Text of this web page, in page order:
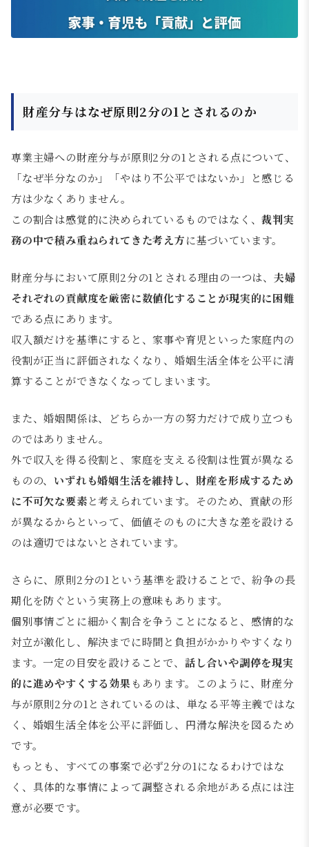
財産分与はなぜ原則2分の1とされるのか
専業主婦への財産分与が原則2分の1とされる点について、
「なぜ半分なのか」「やはり不公平ではないか」と感じる
方は少なくありません。
この割合は感覚的に決められているものではなく、裁判実
務の中で積み重ねられてきた考え方に基づいています。
財産分与において原則2分の1とされる理由の一つは、 夫婦
それぞれの貢献度を厳密に数値化することが現実的に困難
である点にあります。
収入額だけを基準にすると、家事や育児といった家庭内の
役割が正当に評価されなくなり、婚姻生活全体を公平に清
算することができなくなってしまいます。
また、婚姻関係は、どちらか一方の努力だけで成り立つも
のではありません。
外で収入を得る役割と、家庭を支える役割は性質が異なる
ものの、 いずれも婚姻生活を維持し、財産を形成するため
に不可欠な要素と考えられています。そのため、貢献の形
が異なるからといって、価値そのものに大きな差を設ける
のは適切ではないとされています。
さらに、原則2分の1という基準を設けることで、紛争の長
期化を防ぐという実務上の意味もあります。
個別事情ごとに細かく割合を争うことになると、感情的な
対立が激化し、解決までに時間と負担がかかりやすくなり
ます。一定の目安を設けることで、 話し合いや調停を現実
的に進めやすくする効果 もあります。このように、財産分
与が原則2分の1とされているのは、単なる平等主義ではな
く、婚姻生活全体を公平に評価し、円滑な解決を図るため
です。
もっとも、すべての事案で必ず2分の1になるわけではな
く、具体的な事情によって調整される余地がある点には注
意が必要です。